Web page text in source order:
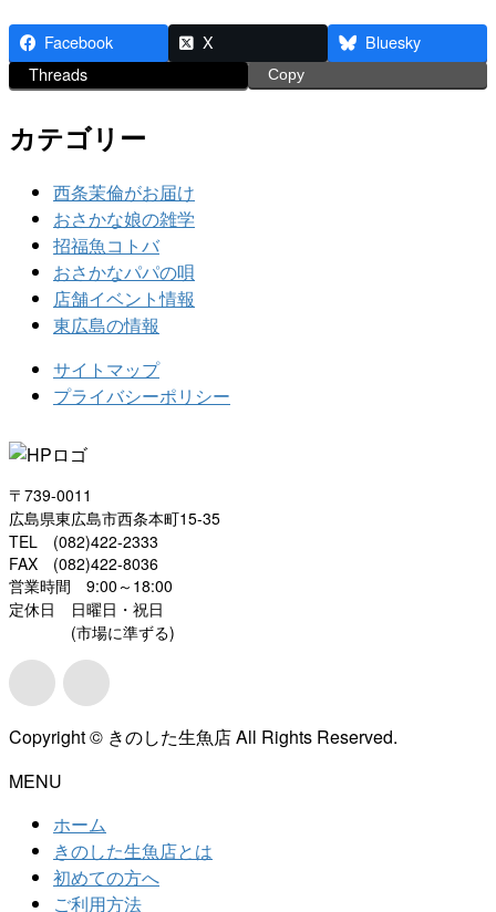
Facebook X
Bluesky
Threads
Copy
カテゴリー
西条茉倫がお届け
おさかな娘の雑学
招福魚コトバ
おさかなパパの唄
店舗イベント情報
東広島の情報
サイトマップ
プライバシーポリシー
〒739-0011
広島県東広島市西条本町15-35
TEL (082)422-2333
FAX (082)422-8036
営業時間 9:00～18:00
定休日 日曜日・祝日
(市場に準ずる)
Copyright © きのした生魚店 All Rights Reserved.
MENU
ホーム
きのした生魚店とは
初めての方へ
ご利用方法